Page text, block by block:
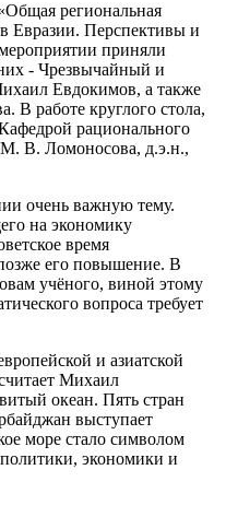
региональная
Евразии. Перспективы и
приняли
- Чрезвычайный и
Евдокимов, а также
В работе круглого стола,
рационального
М. В. Ломоносова, д.э.н.,
очень важную тему.
на экономику
время
его повышение. В
учёного, виной этому
вопроса требует
и азиатской
Михаил
океан. Пять стран
выступает
море стало символом
экономики и